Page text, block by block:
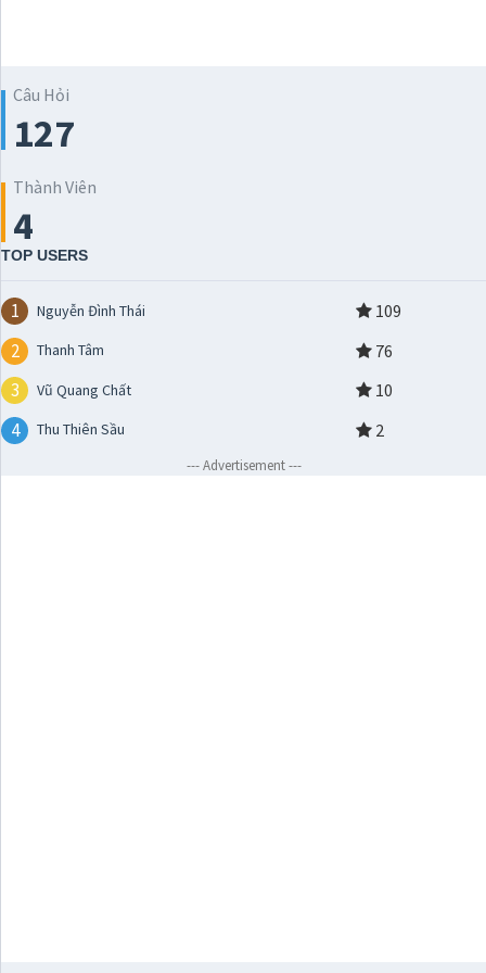
Câu Hỏi
127
Thành Viên
4
TOP USERS
1 Nguyễn Đình Thái 109
2 Thanh Tâm 76
3 Vũ Quang Chất 10
4 Thu Thiên Sầu 2
--- Advertisement ---